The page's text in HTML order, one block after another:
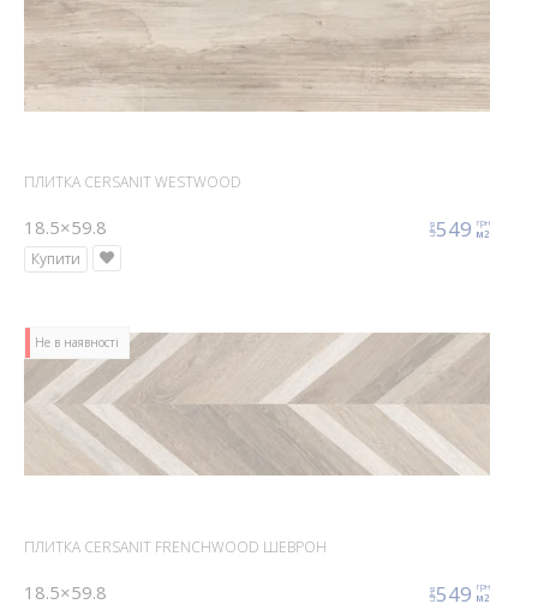
ПЛИТКА CERSANIT WESTWOOD
18.5×59.8 ціна549 грн
м2
Купити
Не в наявності
ПЛИТКА CERSANIT FRENCHWOOD ШЕВРОН
18.5×59.8 ціна549 грн
м2